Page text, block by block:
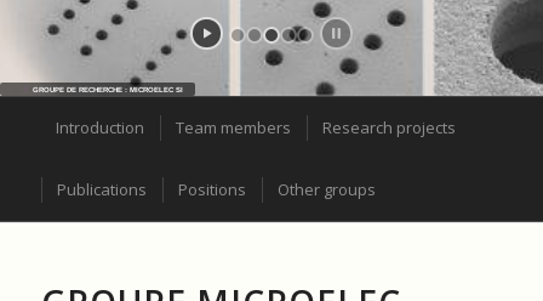
GROUPE DE RECHERCHE : MICROELEC SI
Introduction Team members Research projects
Publications Positions Other groups